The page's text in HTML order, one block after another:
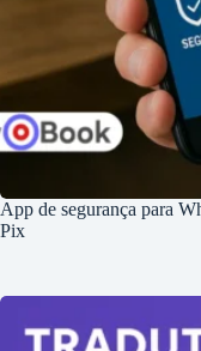
App de segurança para
Pix